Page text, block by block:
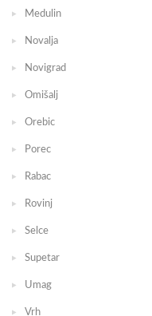
Medulin
Novalja
Novigrad
Omišalj
Orebic
Porec
Rabac
Rovinj
Selce
Supetar
Umag
Vrh